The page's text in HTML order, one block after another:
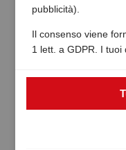
pubblicità).
Il consenso viene
1 lett. a GDPR. I
esempio negli Stati
garantire
dei dati e vi è il
senza rimedi legali